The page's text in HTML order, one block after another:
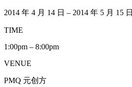
2014 年 4 月 14 日 – 2014 年 5 月 15 日
TIME
1:00pm – 8:00pm
VENUE
PMQ 元创方